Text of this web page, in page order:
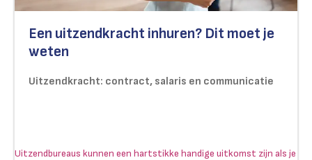
Een uitzendkracht inhuren? Dit moet je
weten
Uitzendkracht: contract, salaris en communicatie
Uitzendbureaus kunnen een hartstikke handige uitkomst zijn als je